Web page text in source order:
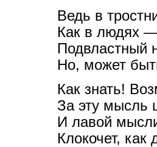
Ведь в
Как в людях
Подвластный
Но, может
Как знать!
За эту мысль
И лавой
Клокочет,